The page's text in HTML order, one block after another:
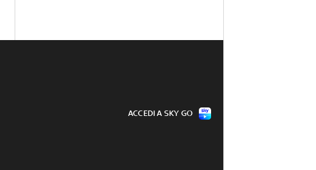
ACCEDI A SKY GO